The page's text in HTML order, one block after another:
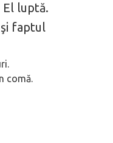
El luptă.
faptul
comă.